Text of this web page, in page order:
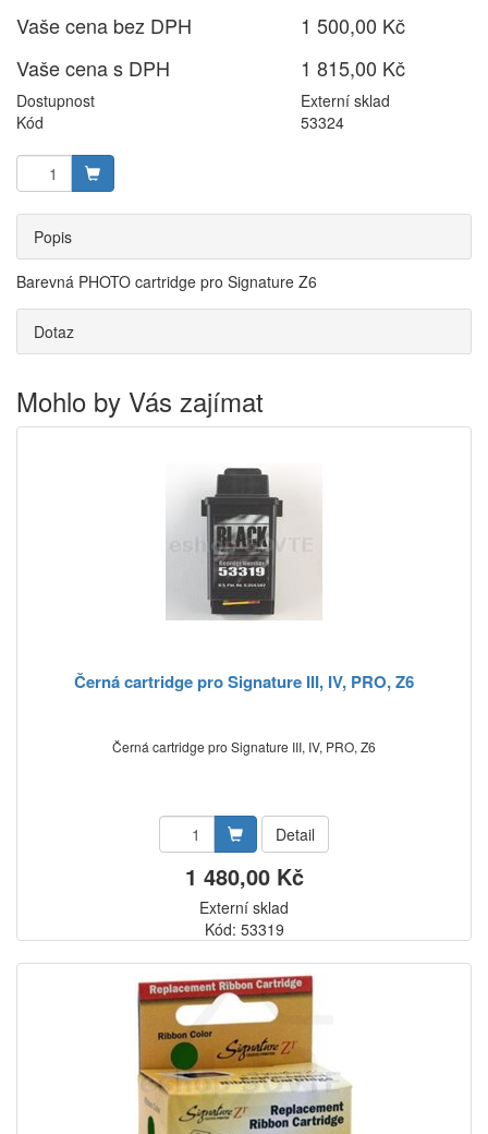
Vaše cena bez DPH
1 500,00 Kč
Vaše cena s DPH
1 815,00 Kč
Dostupnost
Externí sklad
Kód
53324
Popis
Barevná PHOTO cartridge pro Signature Z6
Dotaz
Mohlo by Vás zajímat
Černá cartridge pro Signature III, IV, PRO, Z6
Černá cartridge pro Signature III, IV, PRO, Z6
Detail
1 480,00 Kč
Externí sklad
Kód: 53319